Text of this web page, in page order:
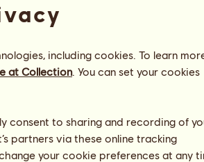
including cookies. To learn
at Collection. You can set your cookies
consent to sharing and recording of
partners via these online tracking
your cookie preferences at any